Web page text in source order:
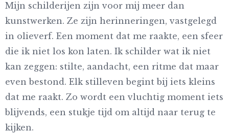
Mijn schilderijen zijn voor mij meer dan
kunstwerken. Ze zijn herinneringen, vastgelegd
in olieverf. Een moment dat me raakte, een sfeer
die ik niet los kon laten. Ik schilder wat ik niet
kan zeggen: stilte, aandacht, een ritme dat maar
even bestond. Elk stilleven begint bij iets kleins
dat me raakt. Zo wordt een vluchtig moment iets
blijvends, een stukje tijd om altijd naar terug te
kijken.